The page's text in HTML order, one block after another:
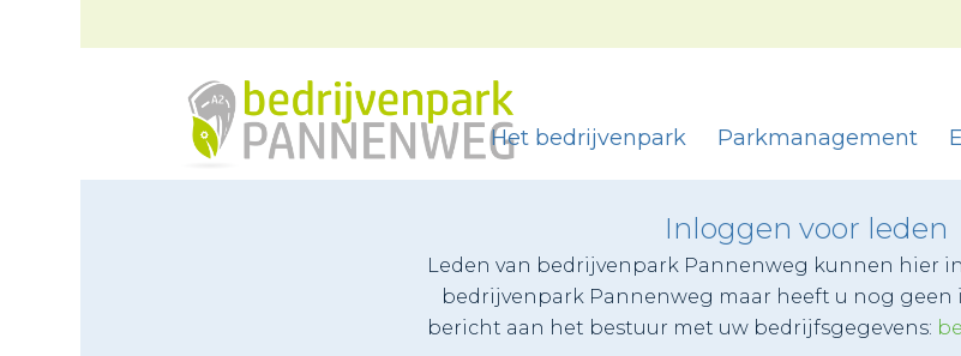
Het bedrijvenpark Parkmanagement
Inloggen voor leden
Leden van bedrijvenpark Pannenweg kunnen hier
bedrijvenpark Pannenweg maar heeft u nog geen
bericht aan het bestuur met uw bedrijfsgegevens: